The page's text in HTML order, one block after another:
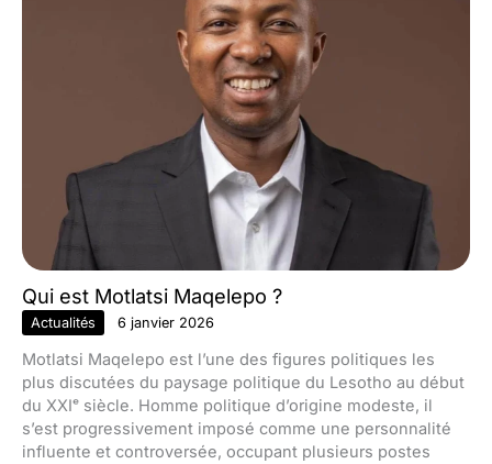
Qui est Motlatsi Maqelepo ?
Actualités 6 janvier 2026
Motlatsi Maqelepo est l’une des figures politiques les
plus discutées du paysage politique du Lesotho au début
du XXIᵉ siècle. Homme politique d’origine modeste, il
s’est progressivement imposé comme une personnalité
influente et controversée, occupant plusieurs postes